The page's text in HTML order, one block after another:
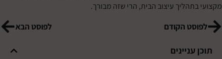
עיצוב הבית, הרי שזה מבורך.
הקודם לפוסט הבא